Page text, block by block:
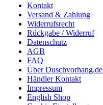
Kontakt
Versand & Zahlung
Widerrufsrecht
Rückgabe / Widerruf
Datenschutz
AGB
FAQ
Über Duschvorhang.de
Händler Kontakt
Impressum
English Shop